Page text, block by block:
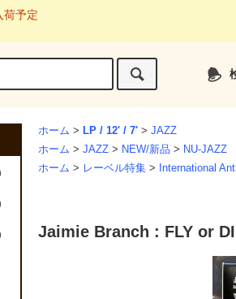
荷予定
ホーム > LP / 12' / 7' > JAZZ
ホーム > JAZZ > NEW/新品 > NU-JAZZ
ホーム > レーベル特集 > International
Jaimie Branch : FLY or